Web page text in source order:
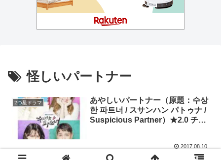
怪しいパートナー
2つ星ドラマ
あやしいパートナー（原題：수상
한 파트너 / スサンハン パトゥナ /
Suspicious Partner）★2.0 チ･
2017.08.10